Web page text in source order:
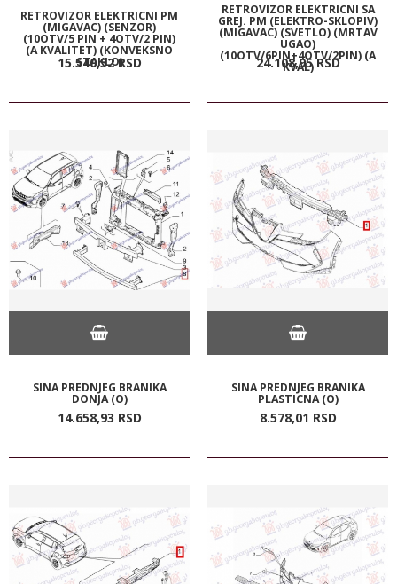
RETROVIZOR ELEKTRICNI PM
(MIGAVAC) (SENZOR)
(10OTV/5 PIN + 4OTV/2 PIN)
(A KVALITET) (KONVEKSNO
STAKLO)
15.540,52 RSD
RETROVIZOR ELEKTRICNI SA
GREJ. PM (ELEKTRO-SKLOPIV)
(MIGAVAC) (SVETLO) (MRTAV
UGAO)
(10OTV/6PIN+4OTV/2PIN) (A
KVAL)
24.108,95 RSD
SINA PREDNJEG BRANIKA
DONJA (O)
14.658,93 RSD
SINA PREDNJEG BRANIKA
PLASTICNA (O)
8.578,01 RSD